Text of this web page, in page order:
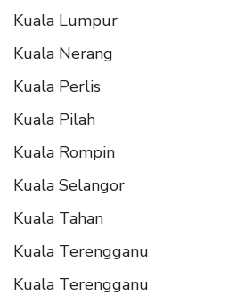
Kuala Lumpur
Kuala Nerang
Kuala Perlis
Kuala Pilah
Kuala Rompin
Kuala Selangor
Kuala Tahan
Kuala Terengganu
Kuala Terengganu